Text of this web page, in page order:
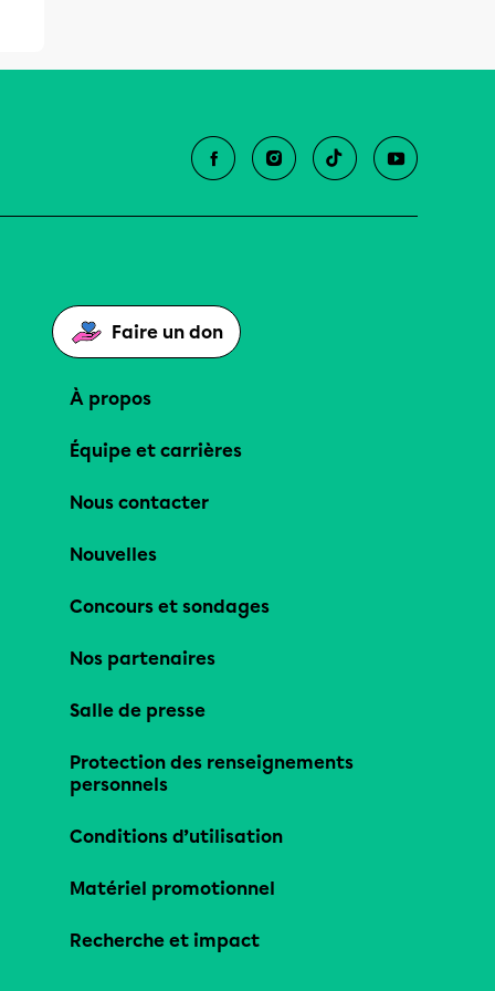
Faire un don
À propos
Équipe et carrières
Nous contacter
Nouvelles
Concours et sondages
Nos partenaires
Salle de presse
Protection des renseignements
personnels
Conditions d’utilisation
Matériel promotionnel
Recherche et impact